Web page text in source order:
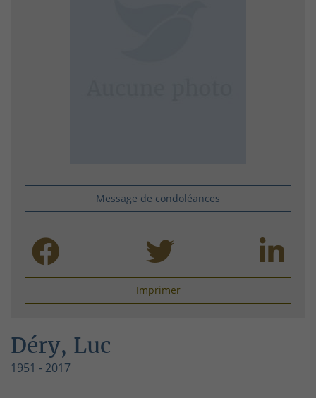
Message de condoléances
Imprimer
Déry, Luc
1951 - 2017